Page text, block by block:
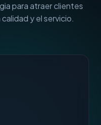
para atraer clientes
y el servicio.